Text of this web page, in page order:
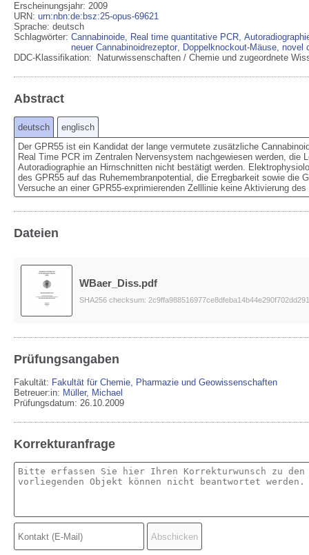
Erscheinungsjahr: 2009
URN: urn:nbn:de:bsz:25-opus-69621
Sprache: deutsch
Schlagwörter: Cannabinoide, Real time quantitative PCR,
neuer Cannabinoidrezeptor, Doppelknockout-Mäuse, novel
DDC-Klassifikation:
Naturwissenschaften / Chemie und zugeordnete
Abstract
deutsch
englisch
Der GPR55 ist ein Kandidat der lange vermutete zusätzliche
Real Time PCR im Zentralen Nervensystem nachgewiesen werden,
Autoradiographie an Hirnschnitten nicht bestätigt werden.
des GPR55 auf das Ruhemembranpotential, die Erregbarkeit sowie die
Versuche an einer GPR55-exprimierenden Zelllinie keine Aktivierung
Dateien
WBaer_Diss.pdf
SHA256 checksum:
Prüfungsangaben
Fakultät: Fakultät für Chemie, Pharmazie und Geowissenschaften
Betreuer:in: Müller, Michael
Prüfungsdatum: 26.10.2009
Korrekturanfrage